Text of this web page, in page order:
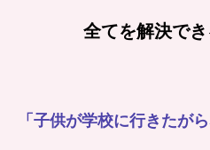
全てを解決でき
「子供が学校に行きたが